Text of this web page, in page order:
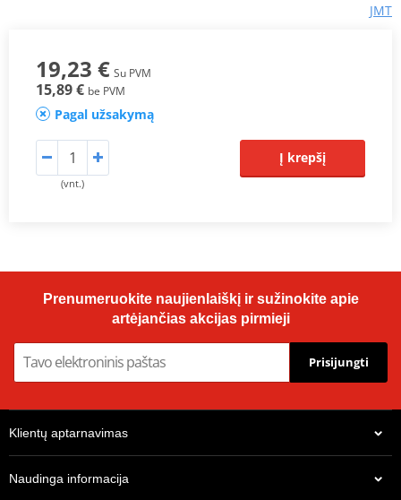
JMT
19,23 € Su PVM
15,89 € be PVM
Pagal užsakymą
(vnt.)
Į krepšį
Prenumeruokite naujienlaiškį ir sužinokite apie
artėjančias akcijas pirmieji
Prisijungti
Klientų aptarnavimas
Naudinga informacija